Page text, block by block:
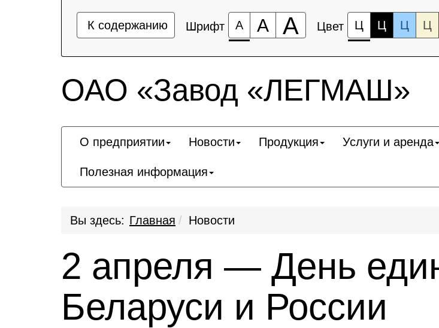
К содержанию Шрифт А А А Цвет Ц Ц Ц Ц
ОАО «Завод «ЛЕГМАШ»
О предприятии Новости Продукция Услуги и аренда
Полезная информация
Вы здесь: Главная Новости
2 апреля — День
Беларуси и России